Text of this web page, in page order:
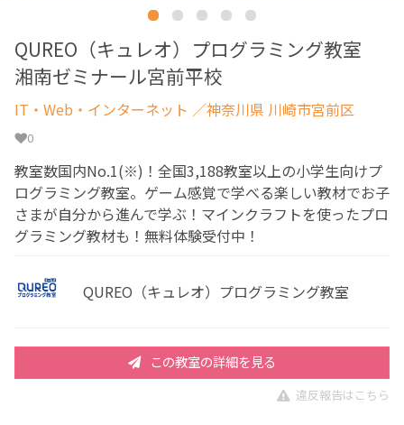
QUREO（キュレオ）プログラミング教室
湘南ゼミナール宮前平校
IT・Web・インターネット ／神奈川県 川崎市宮前区
0
教室数国内No.1(※)！全国3,188教室以上の小学生向けプ
ログラミング教室。ゲーム感覚で学べる楽しい教材でお子
さまが自分から進んで学ぶ！マインクラフトを使ったプロ
グラミング教材も！無料体験受付中！
QUREO（キュレオ）プログラミング教室
この教室の詳細を見る
違反報告はこちら